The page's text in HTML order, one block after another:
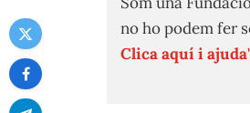
no ho podem fer
Clica aquí i